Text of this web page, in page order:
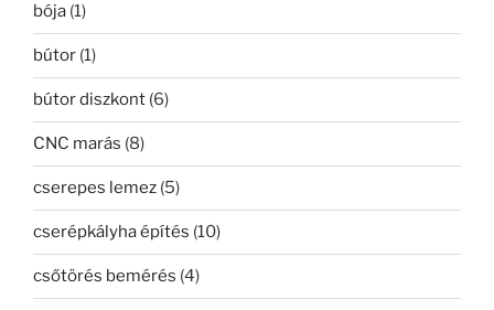
bója (1)
bútor (1)
bútor diszkont (6)
CNC marás (8)
cserepes lemez (5)
cserépkályha építés (10)
csőtörés bemérés (4)